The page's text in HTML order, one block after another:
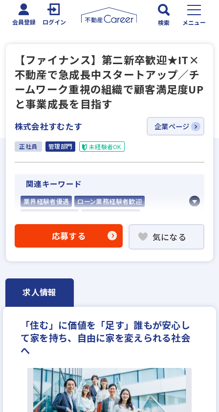
会員登録 ログイン 検索 メニュー
【ファイナンス】第二新卒歓迎★IT×
不動産で急成長中スタートアップ／チ
ームワーク重視の組織で顧客満足度UP
と事業成長を目指す
株式会社すむたす 企業ページ
正社員 管理部門 未経験者OK
関連キーワード
業界経験者優遇
ローン業務経験者歓迎
宅建取引士歓迎
フレックス勤務あり
女性が活躍中
副業OK
応募する 気になる
求人情報
「住む」に価値を「足す」誰もが安心し
て家を持ち、自由に家を変えられる社会
へ